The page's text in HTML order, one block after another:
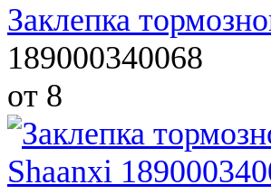
Заклепка
189000340068
от 8